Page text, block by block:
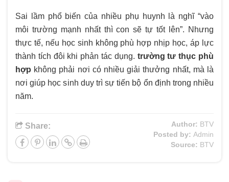
Sai lầm phổ biến của nhiều phụ huynh là nghĩ “vào
môi trường mạnh nhất thì con sẽ tự tốt lên”. Nhưng
thực tế, nếu học sinh không phù hợp nhịp học, áp lực
thành tích đôi khi phản tác dụng. trường tư thục phù
hợp không phải nơi có nhiều giải thưởng nhất, mà là
nơi giúp học sinh duy trì sự tiến bộ ổn định trong nhiều
năm.
Share: Author: BTV
Posted by: Admin
Source: BTV